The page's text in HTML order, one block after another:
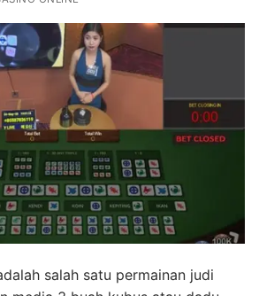
salah satu permainan judi